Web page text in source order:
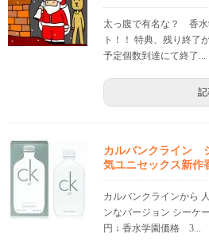
太っ腹で有名な？ 香水
ト！！ 特典、残り終了
予定個数到達にて終了...
カルバンクライン
気ユニセックス新作
カルバンクラインから
ンなバージョン シー
円 ↓ 香水学園価格 3...